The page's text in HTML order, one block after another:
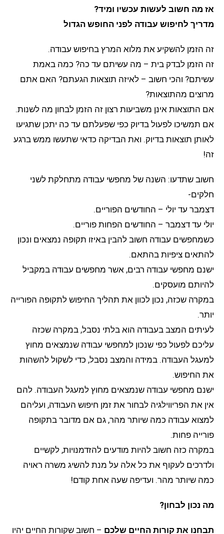
אז מה חשוב לעשות עכשיו ומיד?
מדריך לחיפוש עבודה לפני החופש הגדול
זה הזמן להשקיע את מלוא המרץ בחיפוש עבודה.
זה הזמן לבדק בית – מה עשיתם עד כה? כמה באמת
עשיתם? והכי חשוב – לאיזה תוצאות הגעתם? האם אתם
מרוצים מהתוצאות?
אם התוצאות אינן משביעות רצון זה הזמן לבחון מה לשנות.
אם תמשיכו לפעול בדיוק כפי שפעלתם עד כה יתכן שתגיעו
לאותן תוצאות בדיוק. ואת הבדיקה כדאי שתעשו ממש ברגע
זה!
חשוב שתדעו: השנה של מחפשי עבודה מתחלקת לשני
חלקים-
דצמבר עד יולי – החודשים הפוריים.
יולי עד דצמבר – החודשים הפחות פוריים.
כשמחפשים עבודה חשוב להבין באיזו תקופה נמצאים ונכון
להתאים ציפיות בהתאם.
ישנם מחפשי עבודה רבים, אשר מחפשים עבודה במקביל
להיותם מועסקים.
במקרה שכזה, נכון לכוון את תהליך החיפוש לתקופה הפורייה
יותר.
לעיתים המצב בעבודה הוא בלתי נסבל, במקרה שכזה
עליכם לפעול כפי שנכון למחפשי עבודה שנמצאים מחוץ
למעגל העבודה. במידה והמצב נסבל, כדי לשקול להשהות
את החיפוש.
ישנם מחפשי עבודה שנמצאים מחוץ למעגל העבודה. להם
אין את הפריווילגיה לבחור את זמן חיפוש העבודה, ועליהם
למצוא עבודה כמה שיותר מהר, גם אם מדובר בתקופה
פורייה פחות.
במקרה כזה חשוב להיות מודעים להזדמנויות, לקשיים
ולדרכים לעקוף את כל אלה על מנת להשיג משרה ראויה
כמה שיותר מהר. ועדיפה שעה אחת קודם!
מה נכון לבחון?
תבחנו את קורות החיים שלכם – חשוב שקורות החיים יהיו